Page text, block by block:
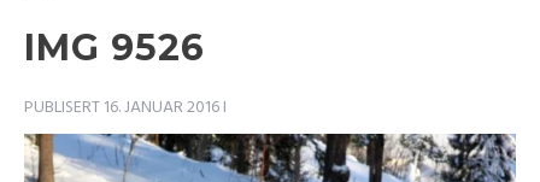
IMG 9526
PUBLISERT16. JANUAR 2016I